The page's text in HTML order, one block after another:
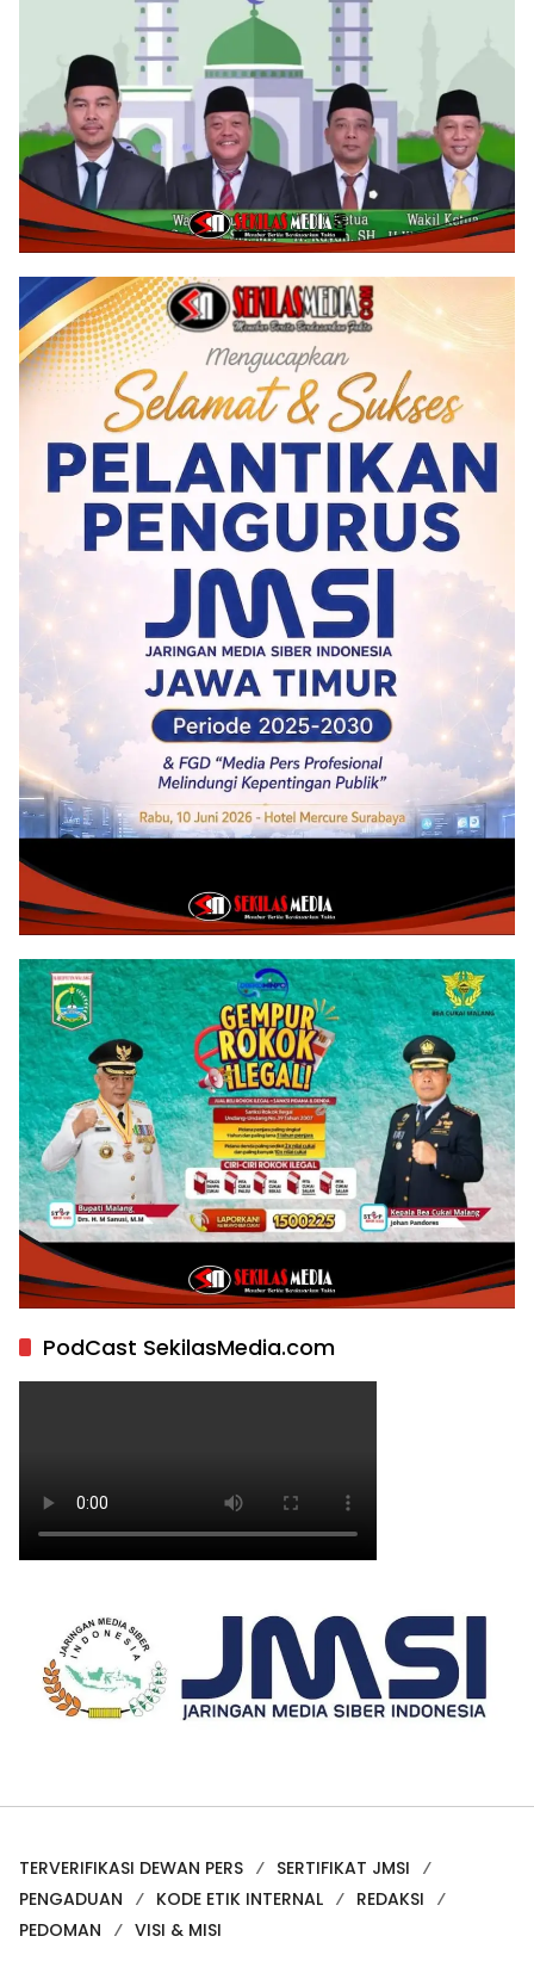
PodCast SekilasMedia.com
TERVERIFIKASI DEWAN PERS
SERTIFIKAT JMSI
PENGADUAN
KODE ETIK INTERNAL
REDAKSI
PEDOMAN
VISI & MISI